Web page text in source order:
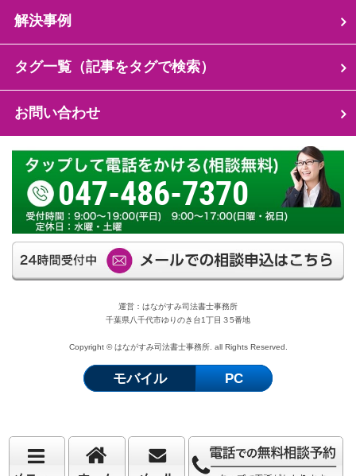
解決事例
タグ一覧（記事をタグで検索）
お問い合わせ
047-486-7370
運営：はながすみ司法書士事務所
千葉県八千代市ゆりのき台1丁目３5番地
Copyright © はながすみ司法書士事務所. all Rights Reserved.
モバイル PC